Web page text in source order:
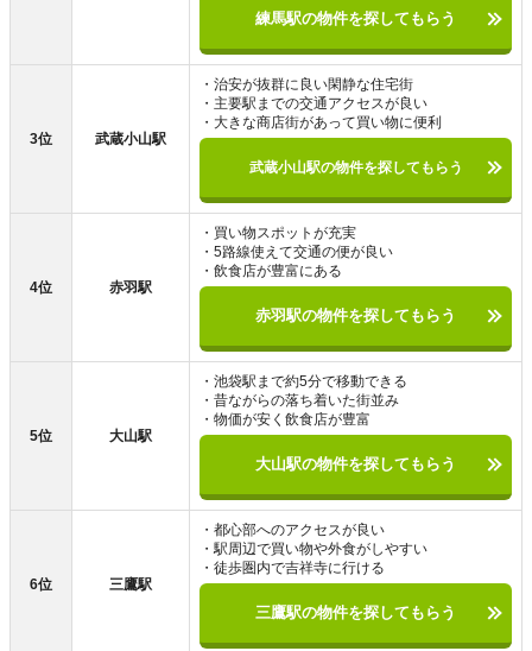
練馬駅の物件を探してもらう
3位 武蔵小山駅
・治安が抜群に良い閑静な住宅街
・主要駅までの交通アクセスが良い
・大きな商店街があって買い物に便利
武蔵小山駅の物件を探してもらう
4位 赤羽駅
・買い物スポットが充実
・5路線使えて交通の便が良い
・飲食店が豊富にある
赤羽駅の物件を探してもらう
5位 大山駅
・池袋駅まで約5分で移動できる
・昔ながらの落ち着いた街並み
・物価が安く飲食店が豊富
大山駅の物件を探してもらう
6位 三鷹駅
・都心部へのアクセスが良い
・駅周辺で買い物や外食がしやすい
・徒歩圏内で吉祥寺に行ける
三鷹駅の物件を探してもらう